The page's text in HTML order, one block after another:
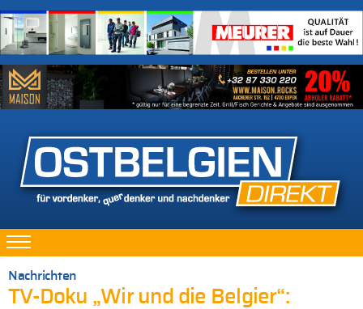
Nachrichten
TV-Doku „Wir und die Belgier“: